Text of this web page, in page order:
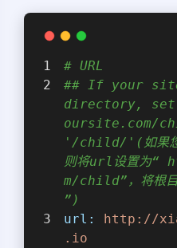
# URL
## If your
directory,
oursite.com/
'/child/'(如果您
则将url设置为
m/child”，将根
”)
url:
http://
.io